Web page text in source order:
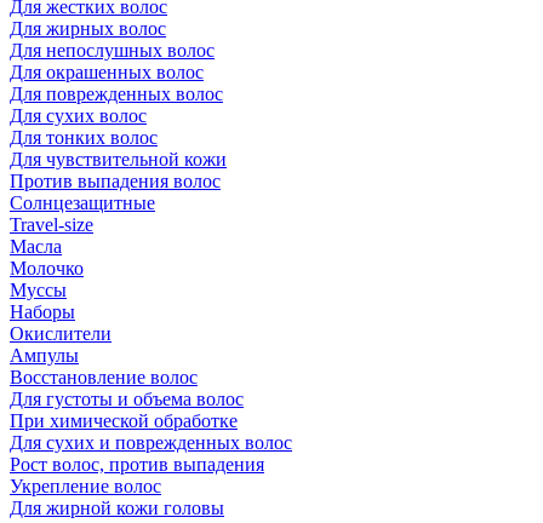
Для жестких волос
Для жирных волос
Для непослушных волос
Для окрашенных волос
Для поврежденных волос
Для сухих волос
Для тонких волос
Для чувствительной кожи
Против выпадения волос
Солнцезащитные
Travel-size
Масла
Молочко
Муссы
Наборы
Окислители
Ампулы
Восстановление волос
Для густоты и объема волос
При химической обработке
Для сухих и поврежденных волос
Рост волос, против выпадения
Укрепление волос
Для жирной кожи головы